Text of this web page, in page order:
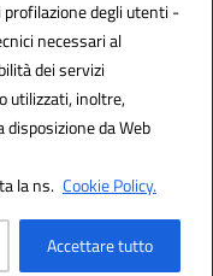
degli utenti -
necessari al
dei servizi
utilizzati, inoltre,
da Web
la ns. Cookie Policy.
Accettare tutto
istsc_cevc01000b
S.r.l.
Italia